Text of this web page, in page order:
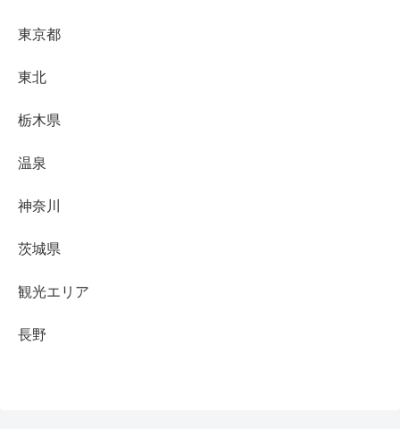
東京都
東北
栃木県
温泉
神奈川
茨城県
観光エリア
長野